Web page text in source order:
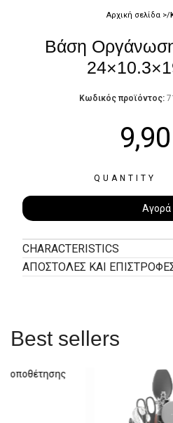
Αρχική σελίδα
Βάση
Κωδικός προϊόντος:
9,90
QUANTITY
Αγορά
CHARACTERISTICS
ΑΠΟΣΤΟΛΕΣ ΚΑΙ
Best sellers